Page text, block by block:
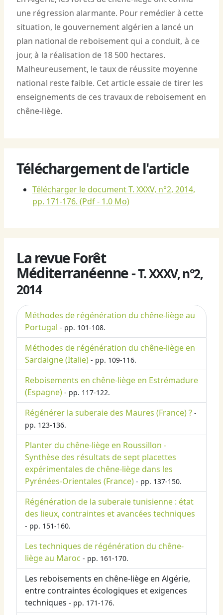
une régression alarmante. Pour remédier à cette
situation, le gouvernement algérien a lancé un
plan national de reboisement qui a conduit, à ce
jour, à la réalisation de 18 500 hectares.
Malheureusement, le taux de réussite moyenne
national reste faible. Cet article essaie de tirer les
enseignements de ces travaux de reboisement en
chêne-liège.
Téléchargement de l'article
Télécharger le document T. XXXV, n°2, 2014,
pp. 171-176. (Pdf - 1.0 Mo)
La revue Forêt
Méditerranéenne -T. XXXV, n°2,
2014
Méthodes de régénération du chêne-liège au
Portugal - pp. 101-108.
Méthodes de régénération du chêne-liège en
Sardaigne (Italie) - pp. 109-116.
Reboisements en chêne-liège en Estrémadure
(Espagne) - pp. 117-122.
Régénérer la suberaie des Maures (France) ? -
pp. 123-136.
Planter du chêne-liège en Roussillon -
Synthèse des résultats de sept placettes
expérimentales de chêne-liège dans les
Pyrénées-Orientales (France) - pp. 137-150.
Régénération de la suberaie tunisienne : état
des lieux, contraintes et avancées techniques
- pp. 151-160.
Les techniques de régénération du chêne-
liège au Maroc - pp. 161-170.
Les reboisements en chêne-liège en Algérie,
entre contraintes écologiques et exigences
techniques - pp. 171-176.